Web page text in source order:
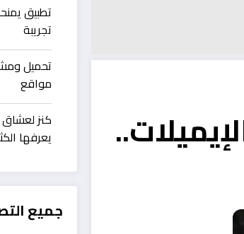
تطبيق
تجريبة
مواقع
كنز
يعرفها
جميع